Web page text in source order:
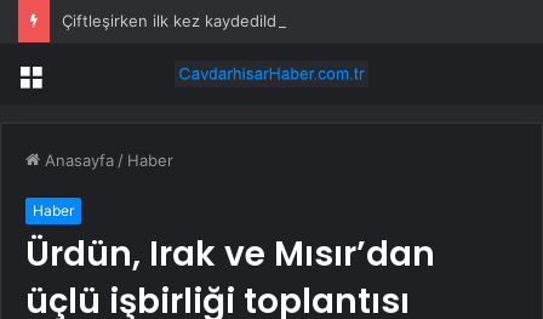
Menü
Anasayfa / Haber
Haber
Ürdün, Irak ve Mısır’dan
üçlü işbirliği toplantısı